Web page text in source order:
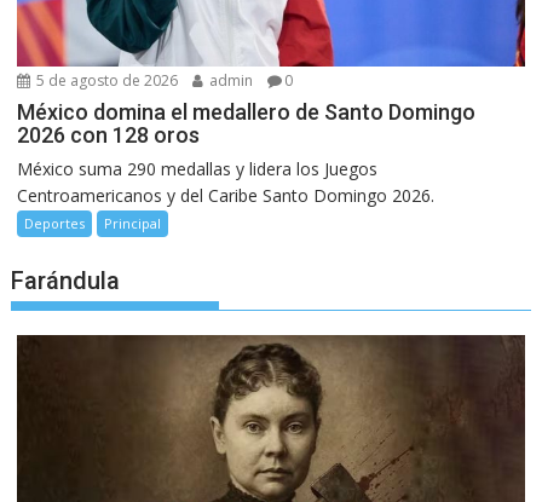
5 de agosto de 2026 admin 0
México domina el medallero de Santo Domingo
2026 con 128 oros
México suma 290 medallas y lidera los Juegos
Centroamericanos y del Caribe Santo Domingo 2026.
Deportes Principal
Farándula